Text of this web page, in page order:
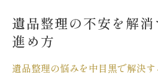
遺品整理の不安を解
進め方
遺品整理の悩みを中目黒で解決